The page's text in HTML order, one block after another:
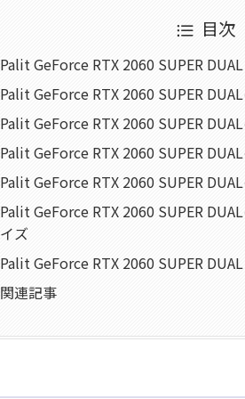
目次
Palit GeForce RTX 2060 SUPER
Palit GeForce RTX 2060 SUPER
Palit GeForce RTX 2060 SUPER
Palit GeForce RTX 2060 SUPER
Palit GeForce RTX 2060 SUPER
Palit GeForce RTX 2060 SUPER
イズ
Palit GeForce RTX 2060 SUPER
関連記事